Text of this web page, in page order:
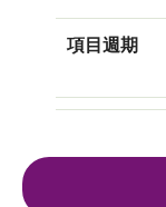
項目週期